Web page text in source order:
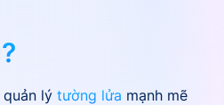
lý tường lửa mạnh mẽ